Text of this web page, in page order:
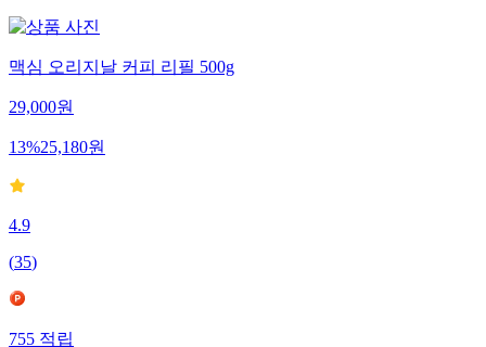
맥심 오리지날 커피 리필 500g
29,000원
13%25,180원
4.9
(35)